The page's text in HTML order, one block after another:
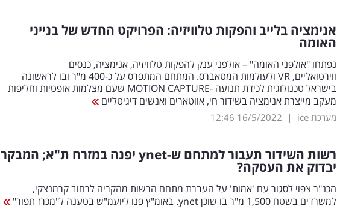
אנימציה בלייב והפקות טלוויזיה: הפרויקט החדש של בנייני
האומה
נפתחו "אולפני האומה" – אולפני ענק להפקות טלוויזיה, אנימציה, כנסים
ווירטואליים, VR ולעולמות המטאברס. המתחם המתפרס על כ-400 מ"ר ובו לראשונה
בישראל טכנולוגית לכידת תנועה -MOTION CAPTURE שעם מצלמות אופטיות וחליפות
מעקב מייצרת אנימציה בשידור חי, אווטארים ואנשים דיגיטליים
מערכת ice |
16/5/2022
12:46
רשות השידור תעבור למתחם ש-ynet יפנה במזרח ת"א; המבקר
יבדוק את העסקה?
הכנ"ר צפוי לסגור עם 'אמות' על העברת מתחם הרשות מהקריה לרחוב קרמנצקי,
למשרדים בשטח 1,500 מ"ר בו שוכן ynet. באומ"ץ פנו ליועמ"ש בטענה ל"מכרז תפור"